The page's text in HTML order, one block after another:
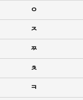
ㅇ
ㅈ
ㅉ
ㅊ
ㅋ